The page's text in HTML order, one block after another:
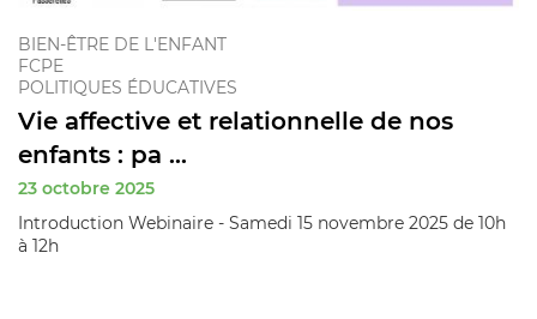
BIEN-ÊTRE DE L'ENFANT
FCPE
POLITIQUES ÉDUCATIVES
Vie affective et relationnelle de nos
enfants : pa ...
23 octobre 2025
Introduction Webinaire - Samedi 15 novembre 2025 de 10h
à 12h